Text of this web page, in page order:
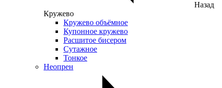
Назад
Кружево
Кружево объёмное
Купонное кружево
Расшитое бисером
Сутажное
Тонкое
Неопрен